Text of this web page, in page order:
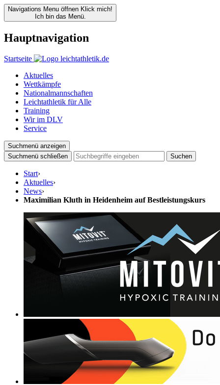
Navigations Menu öffnen Klick mich!
Ich bin das Menü.
Hauptnavigation
Startseite
Aktuelles
Wettkämpfe
Nationalmannschaften
Leichtathletik für Alle
Training
Wir im DLV
Service
Suchmenü anzeigen
Suchmenü schließen
Suchen
Start›
Aktuelles›
News›
Maximilian Kluth in Heidenheim auf Bestleistungskurs